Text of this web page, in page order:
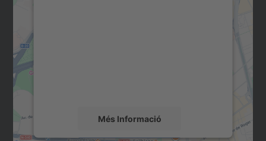
Més Informació